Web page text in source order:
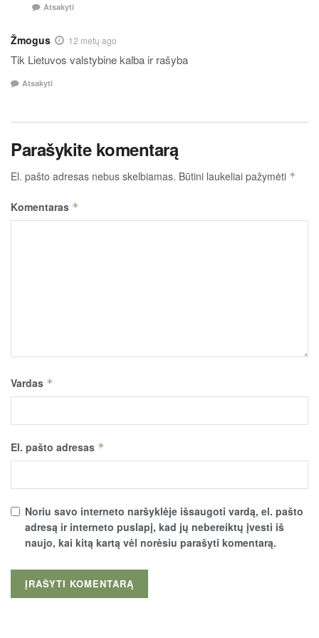
Atsakyti
Žmogus 12 metų ago
Tik Lietuvos valstybine kalba ir rašyba
Atsakyti
Parašykite komentarą
El. pašto adresas nebus skelbiamas. Būtini laukeliai pažymėti *
Komentaras *
Vardas *
El. pašto adresas *
Noriu savo interneto naršyklėje išsaugoti vardą, el. pašto
adresą ir interneto puslapį, kad jų nebereiktų įvesti iš
naujo, kai kitą kartą vėl norėsiu parašyti komentarą.